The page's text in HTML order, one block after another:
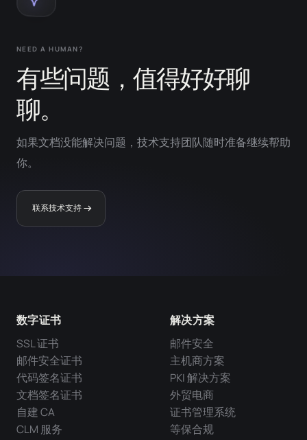
NEED A HUMAN?
有些问题，值得好好聊
聊。
如果文档没能解决问题，技术支持团队随时准备继续帮助
你。
联系技术支持
数字证书
SSL 证书
邮件安全证书
代码签名证书
文档签名证书
自建 CA
CLM 服务
解决方案
邮件安全
主机商方案
PKI 解决方案
外贸电商
证书管理系统
等保合规